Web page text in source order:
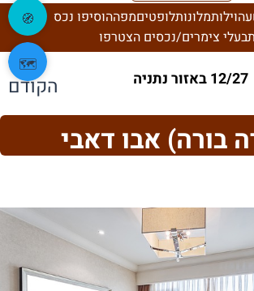
וילותמלונותלופטיםמפההוסיפו נכס
בעלי צימרים/נכסים הצטרפו
12/27 באזור נתניה הקודם
בורה) אבו דאבי
🧭
🗺️